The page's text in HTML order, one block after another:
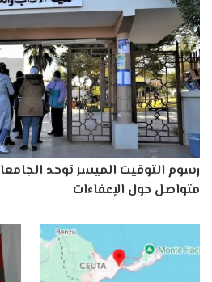
رسوم التوقيت الميسر توحد
متواصل حول الإعفاءات